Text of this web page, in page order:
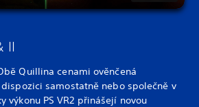
II
Quillina cenami ověnčená
samostatně nebo společně v
výkonu PS VR2 přinášejí novou